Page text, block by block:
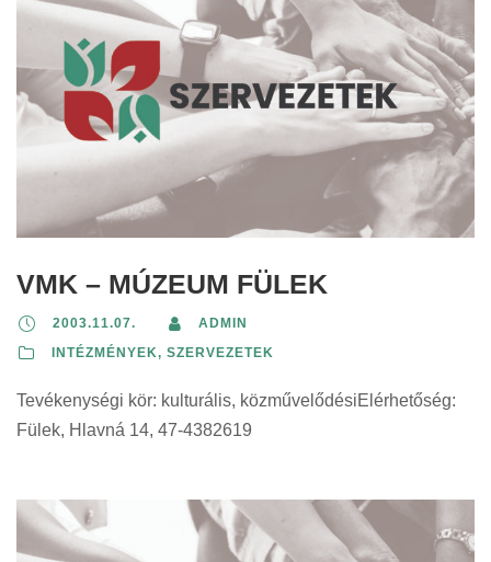
VMK – MÚZEUM FÜLEK
2003.11.07.
ADMIN
INTÉZMÉNYEK, SZERVEZETEK
Tevékenységi kör: kulturális, közművelődésiElérhetőség:
Fülek, Hlavná 14, 47-4382619